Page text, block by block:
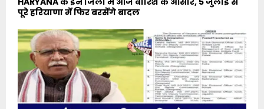
पूरे हरियाणा में फिर बरसेंगे बादल